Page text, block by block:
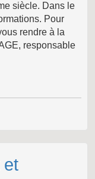
siècle. Dans le
Pour
rendre à la
responsable
et